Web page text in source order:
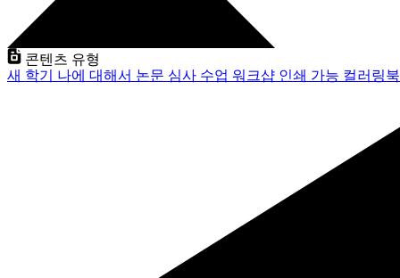
콘텐츠 유형
새 학기 나에 대해서 논문 심사 수업 워크샵 인쇄 가능 컬러링북